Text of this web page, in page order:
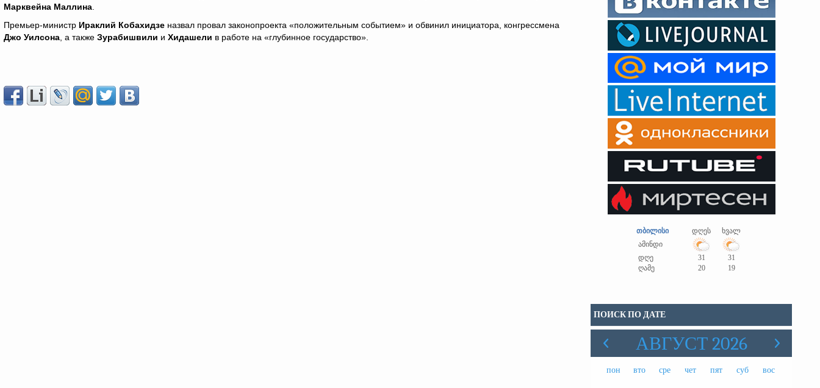
Марквейна Маллина
Премьер-министр Ираклий Кобахидзе назвал провал законопроекта «положительным событием» и обвинил инициатора, конгрессмена
Джо Уилсона , а также Зурабишвили и Хидашели в работе на «глубинное государство».
თბილისი დღეს
ხვალ
ამინდი
დღე
31
31
ღამე
20 19
ПОИСК ПО ДАТЕ
АВГУСТ 2026
пон вто сре чет пят суб вос